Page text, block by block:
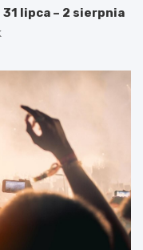
31 lipca – 2 sierpnia